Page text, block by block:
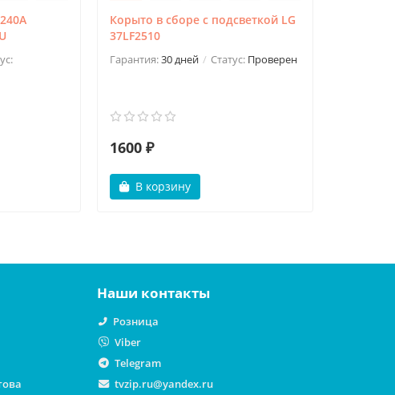
Корыто в сборе с подсветкой LG
37LF2510
Гарантия:30 дней Статус: Проверен
1600 ₽
В корзину
Наши контакты
Розница
Viber
Telegram
tvzip.ru@yandex.ru